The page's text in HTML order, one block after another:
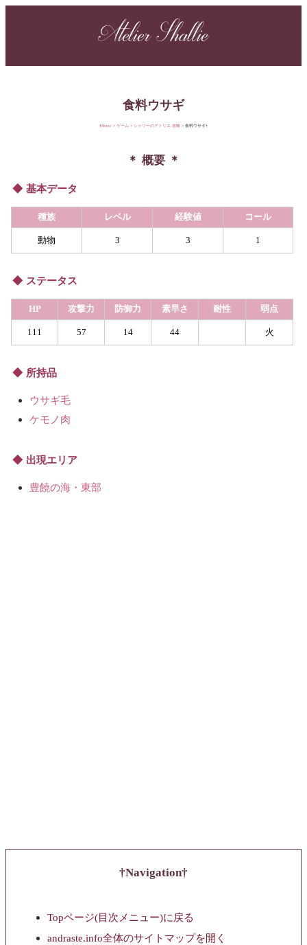
Atelier Shallie
食料ウサギ
Home ゲーム シャリーのアトリエ 攻略 食料ウサギ
概要
基本データ
種族 レベル 経験値 コール
動物 3 3 1
ステータス
HP 攻撃力 防御力 素早さ 耐性 弱点
111 57 14 44 火
所持品
ウサギ毛
ケモノ肉
出現エリア
豊饒の海・東部
Navigation
Topページ(目次メニュー)に戻る
andraste.info全体のサイトマップを開く